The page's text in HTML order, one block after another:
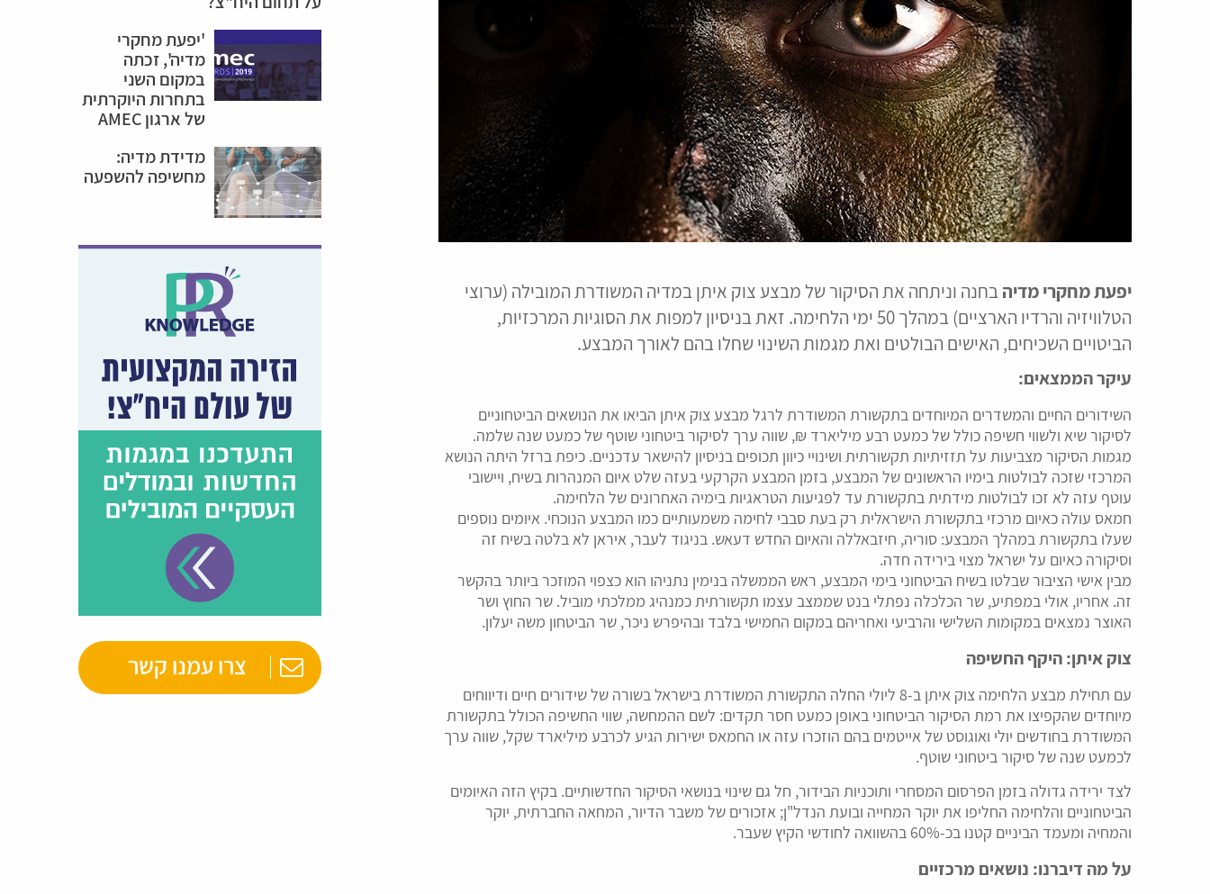
יפעת מחקרי מדיהבחנה וניתחה את הסיקור של מבצע צוק איתן במדיה המשודרת המובילה (ערוצי
הטלוויזיה והרדיו הארציים) במהלך 50 ימי הלחימה. זאת בניסיון למפות את הסוגיות המרכזיות,
הביטויים השכיחים, האישים הבולטים ואת מגמות השינוי שחלו בהם לאורך המבצע.
עיקר הממצאים:
השידורים החיים והמשדרים המיוחדים בתקשורת המשודרת לרגל מבצע צוק איתן הביאו את הנושאים הביטחוניים
לסיקור שיא ולשווי חשיפה כולל של כמעט רבע מיליארד ₪, שווה ערך לסיקור ביטחוני שוטף של כמעט שנה שלמה.
מגמות הסיקור מצביעות על תזזיתיות תקשורתית ושינויי כיוון תכופים בניסיון להישאר עדכניים. כיפת ברזל היתה הנושא
המרכזי שזכה לבולטות בימיו הראשונים של המבצע, בזמן המבצע הקרקעי בעזה שלט איום המנהרות בשיח, ויישובי
עוטף עזה לא זכו לבולטות מידתית בתקשורת עד לפגיעות הטראגיות בימיה האחרונים של הלחימה.
חמאס עולה כאיום מרכזי בתקשורת הישראלית רק בעת סבבי לחימה משמעותיים כמו המבצע הנוכחי. איומים נוספים
שעלו בתקשורת במהלך המבצע: סוריה, חיזבאללה והאיום החדש דעאש. בניגוד לעבר, איראן לא בלטה בשיח זה
וסיקורה כאיום על ישראל מצוי בירידה חדה.
מבין אישי הציבור שבלטו בשיח הביטחוני בימי המבצע, ראש הממשלה בנימין נתניהו הוא כצפוי המוזכר ביותר בהקשר
זה. אחריו, אולי במפתיע, שר הכלכלה נפתלי בנט שממצב עצמו תקשורתית כמנהיג ממלכתי מוביל. שר החוץ ושר
האוצר נמצאים במקומות השלישי והרביעי ואחריהם במקום החמישי בלבד ובהיפרש ניכר, שר הביטחון משה יעלון.
צוק איתן: היקף החשיפה
עם תחילת מבצע הלחימה צוק איתן ב-8 ליולי החלה התקשורת המשודרת בישראל בשורה של שידורים חיים ודיווחים
מיוחדים שהקפיצו את רמת הסיקור הביטחוני באופן כמעט חסר תקדים: לשם ההמחשה, שווי החשיפה הכולל בתקשורת
המשודרת בחודשים יולי ואוגוסט של אייטמים בהם הוזכרו עזה או החמאס ישירות הגיע לכרבע מיליארד שקל, שווה ערך
לכמעט שנה של סיקור ביטחוני שוטף.
לצד ירידה גדולה בזמן הפרסום המסחרי ותוכניות הבידור, חל גם שינוי בנושאי הסיקור החדשותיים. בקיץ הזה האיומים
הביטחוניים והלחימה החליפו את יוקר המחייה ובועת הנדל"ן; אזכורים של משבר הדיור, המחאה החברתית, יוקר
והמחיה ומעמד הביניים קטנו בכ-60% בהשוואה לחודשי הקיץ שעבר.
על מה דיברנו: נושאים מרכזיים
'יפעת מחקרי
מדיה', זכתה
במקום השני
בתחרות היוקרתית
של ארגון AMEC
מדידת מדיה:
מחשיפה להשפעה
צרו עמנו קשר